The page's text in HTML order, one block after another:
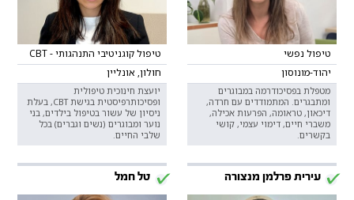
טיפול נפשי
יהוד-מונוסון
מטפלת בפסיכודרמה במבוגרים
ומתבגרים. המתמודדים עם חרדה,
דיכאון, טראומה, הפרעות אכילה,
משברי חיים, דימוי עצמי, קושי
בקשרים.
טיפול קוגניטיבי התנהגותי - CBT
חולון, אונליין
יועצת חינוכית טיפולית
ופסיכותרפיסטית בגישת CBT, בעלת
ניסיון של עשור בטיפול בילדים, בני
נוער ומבוגרים (נשים וגברים) בכל
שלבי החיים.
עירית פרלמן מנצורה טל חמל